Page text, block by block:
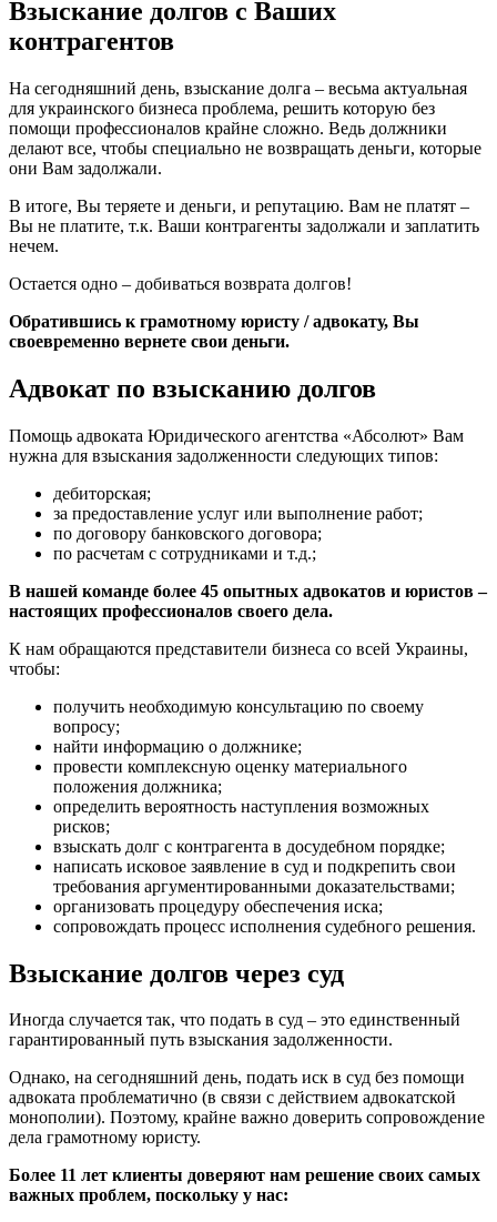
Взыскание долгов с Ваших
контрагентов
На сегодняшний день, взыскание долга – весьма актуальная
для украинского бизнеса проблема, решить которую без
помощи профессионалов крайне сложно. Ведь должники
делают все, чтобы специально не возвращать деньги, которые
они Вам задолжали.
В итоге, Вы теряете и деньги, и репутацию. Вам не платят –
Вы не платите, т.к. Ваши контрагенты задолжали и заплатить
нечем.
Остается одно – добиваться возврата долгов!
Обратившись к грамотному юристу / адвокату, Вы
своевременно вернете свои деньги.
Адвокат по взысканию долгов
Помощь адвоката Юридического агентства «Абсолют» Вам
нужна для взыскания задолженности следующих типов:
дебиторская;
за предоставление услуг или выполнение работ;
по договору банковского договора;
по расчетам с сотрудниками и т.д.;
В нашей команде более 45 опытных адвокатов и юристов –
настоящих профессионалов своего дела.
К нам обращаются представители бизнеса со всей Украины,
чтобы:
получить необходимую консультацию по своему
вопросу;
найти информацию о должнике;
провести комплексную оценку материального
положения должника;
определить вероятность наступления возможных
рисков;
взыскать долг с контрагента в досудебном порядке;
написать исковое заявление в суд и подкрепить свои
требования аргументированными доказательствами;
организовать процедуру обеспечения иска;
сопровождать процесс исполнения судебного решения.
Взыскание долгов через суд
Иногда случается так, что подать в суд – это единственный
гарантированный путь взыскания задолженности.
Однако, на сегодняшний день, подать иск в суд без помощи
адвоката проблематично (в связи с действием адвокатской
монополии). Поэтому, крайне важно доверить сопровождение
дела грамотному юристу.
Более 11 лет клиенты доверяют нам решение своих самых
важных проблем, поскольку у нас: